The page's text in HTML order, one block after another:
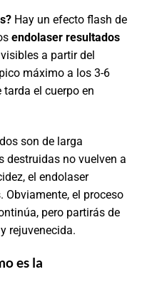
Hay un efecto flash de
endolaser resultados
a partir del
máximo a los 3-6
tarda el cuerpo en
son de larga
destruidas no vuelven a
el endolaser
Obviamente, el proceso
pero partirás de
rejuvenecida.
es la